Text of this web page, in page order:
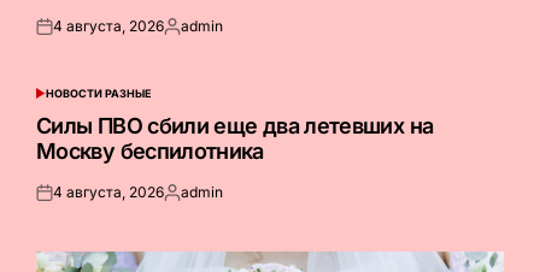
Опубликовано
4 августа, 2026Запись
admin
ОПУБЛИКОВАНО
В
НОВОСТИ РАЗНЫЕ
Силы ПВО сбили еще два летевших на
Москву беспилотника
Опубликовано
4 августа, 2026Запись
admin